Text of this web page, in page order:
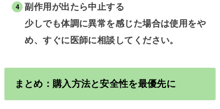
副作用が出たら中止する
少しでも体調に異常を感じた場合は使用をや
め、すぐに医師に相談してください。
まとめ：購入方法と安全性を最優先に